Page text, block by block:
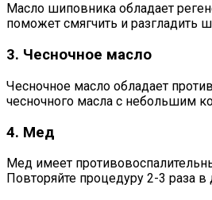
Масло шиповника обладает
поможет смягчить и разгладить
3. Чесночное масло
Чесночное масло обладает
чесночного масла с небольшим
4. Мед
Мед имеет
Повторяйте процедуру 2-3 раза в